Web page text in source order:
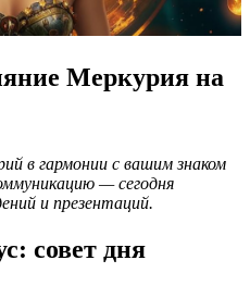
Меркурия на
в гармонии с вашим знаком
— сегодня
и презентаций.
совет дня